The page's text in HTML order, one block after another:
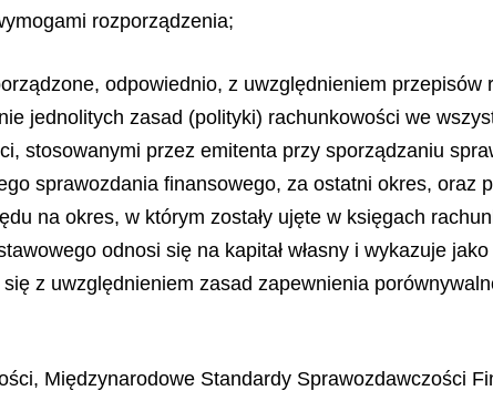
rozporządzenia;
odpowiednio, z uwzględnieniem przepisów
jednolitych zasad (polityki) rachunkowości we
stosowanymi przez emitenta przy sporządzaniu
sprawozdania finansowego, za ostatni okres, oraz
na okres, w którym zostały ujęte w księgach
odnosi się na kapitał własny i wykazuje
z uwzględnieniem zasad zapewnienia
Międzynarodowe Standardy Sprawozdawczości